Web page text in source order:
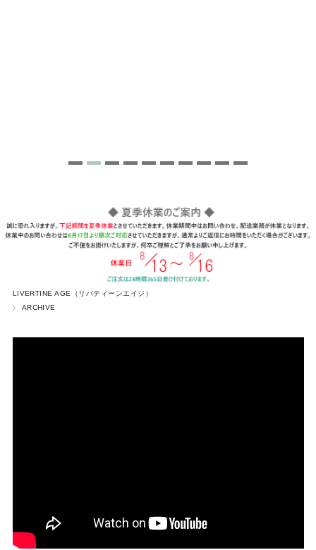
LIVERTINE AGE（リバティーンエイジ）
ARCHIVE